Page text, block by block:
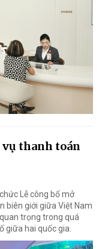
vụ thanh toán
Lễ công bố mở
biên giới giữa Việt Nam
trọng trong quá
giữa hai quốc gia.